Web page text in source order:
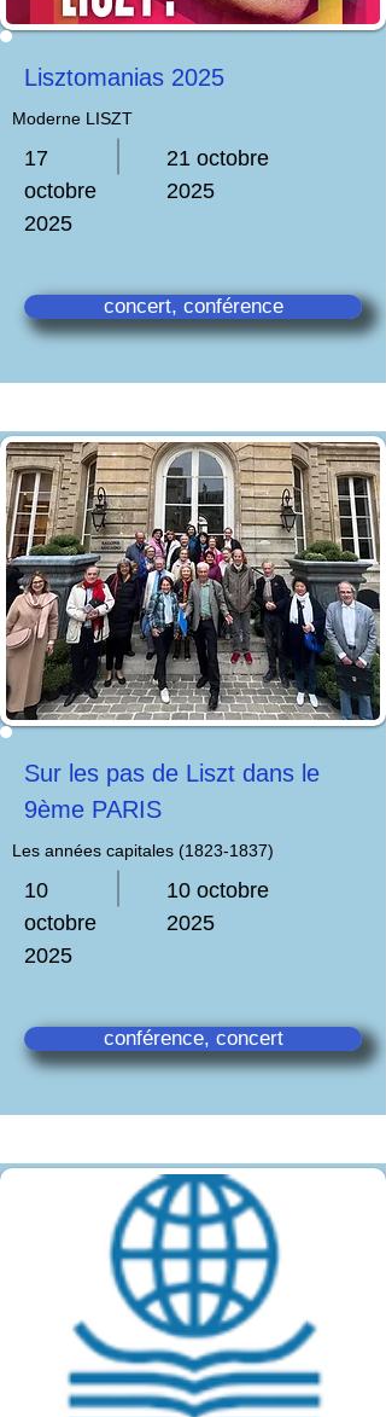
Lisztomanias 2025
Moderne LISZT
17
octobre
2025
21 octobre
2025
concert, conférence
Sur les pas de Liszt dans le
9ème PARIS
Les années capitales (1823-1837)
10
octobre
2025
10 octobre
2025
conférence, concert